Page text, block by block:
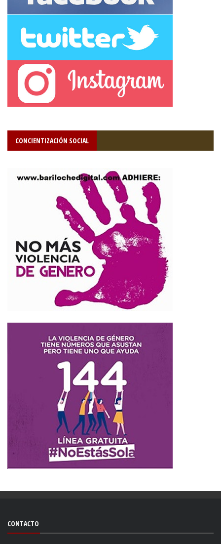
CONCIENTIZACIÓN SOCIAL
CONTACTO